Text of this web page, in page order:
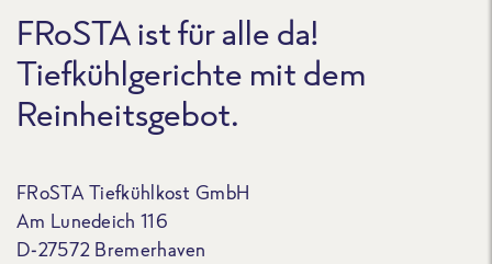
FRoSTA ist für alle da!
Tiefkühlgerichte mit dem
Reinheitsgebot.
FRoSTA Tiefkühlkost GmbH
Am Lunedeich 116
D-27572 Bremerhaven